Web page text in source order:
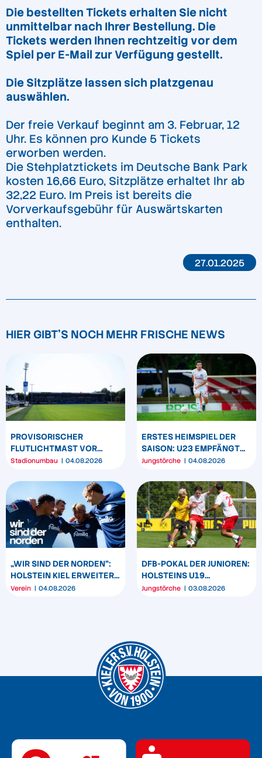
Die bestellten Tickets erhalten Sie nicht
unmittelbar nach Ihrer Bestellung. Die
Tickets werden Ihnen rechtzeitig vor dem
Spiel per E-Mail zur Verfügung gestellt.
Die Sitzplätze lassen sich platzgenau
auswählen.
Der freie Verkauf beginnt am 3. Februar, 12
Uhr. Es können pro Kunde 5 Tickets
erworben werden.
Die Stehplatztickets im Deutsche Bank Park
kosten 16,66 Euro, Sitzplätze erhaltet Ihr ab
32,22 Euro. Im Preis ist bereits die
Vorverkaufsgebühr für Auswärtskarten
enthalten.
27.01.2025
HIER GIBT'S NOCH MEHR FRISCHE NEWS
PROVISORISCHER
FLUTLICHTMAST VOR
WESTTRIBÜNE WIRD
Stadionumbau 04.08.2026
ERSTES HEIMSPIEL DER
SAISON: U23 EMPFÄNGT
HEIDER SV
Jungstörche 04.08.2026
„WIR SIND DER NORDEN“:
HOLSTEIN KIEL ERWEITERT
SEIN MARKENBILD
Verein 04.08.2026
DFB-POKAL DER JUNIOREN:
HOLSTEINS U19
TRIUMPHIERT IN
Jungstörche 03.08.2026